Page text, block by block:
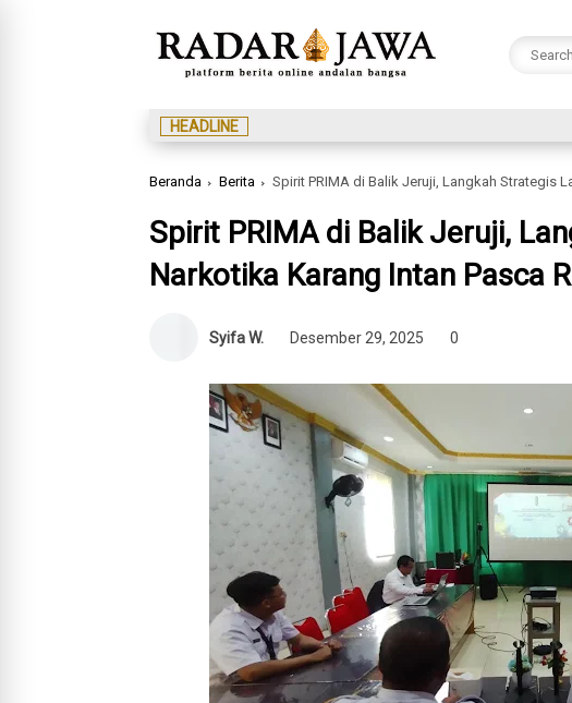
HEADLINE
Beranda Berita Spirit PRIMA di Balik Jeruji, Langkah Strategis
Spirit PRIMA di Balik Jeruji,
Narkotika Karang Intan Pasca
Syifa W. Desember 29, 2025 0